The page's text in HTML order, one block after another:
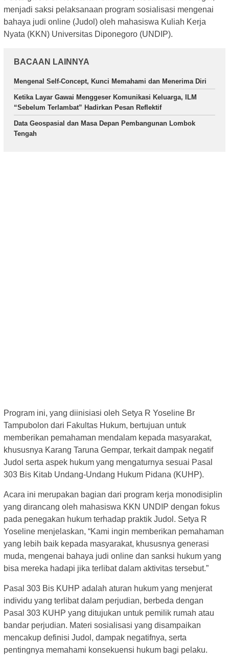
menjadi saksi pelaksanaan program sosialisasi mengenai
bahaya judi online (Judol) oleh mahasiswa Kuliah Kerja
Nyata (KKN) Universitas Diponegoro (UNDIP).
BACAAN LAINNYA
Mengenal Self-Concept, Kunci Memahami dan Menerima Diri
Ketika Layar Gawai Menggeser Komunikasi Keluarga, ILM
“Sebelum Terlambat” Hadirkan Pesan Reflektif
Data Geospasial dan Masa Depan Pembangunan Lombok
Tengah
Program ini, yang diinisiasi oleh Setya R Yoseline Br
Tampubolon dari Fakultas Hukum, bertujuan untuk
memberikan pemahaman mendalam kepada masyarakat,
khususnya Karang Taruna Gempar, terkait dampak negatif
Judol serta aspek hukum yang mengaturnya sesuai Pasal
303 Bis Kitab Undang-Undang Hukum Pidana (KUHP).
Acara ini merupakan bagian dari program kerja monodisiplin
yang dirancang oleh mahasiswa KKN UNDIP dengan fokus
pada penegakan hukum terhadap praktik Judol. Setya R
Yoseline menjelaskan, “Kami ingin memberikan pemahaman
yang lebih baik kepada masyarakat, khususnya generasi
muda, mengenai bahaya judi online dan sanksi hukum yang
bisa mereka hadapi jika terlibat dalam aktivitas tersebut.”
Pasal 303 Bis KUHP adalah aturan hukum yang menjerat
individu yang terlibat dalam perjudian, berbeda dengan
Pasal 303 KUHP yang ditujukan untuk pemilik rumah atau
bandar perjudian. Materi sosialisasi yang disampaikan
mencakup definisi Judol, dampak negatifnya, serta
pentingnya memahami konsekuensi hukum bagi pelaku.